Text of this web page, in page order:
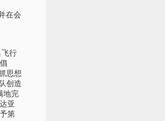
在会
行
思想
创造
地完
亚
第